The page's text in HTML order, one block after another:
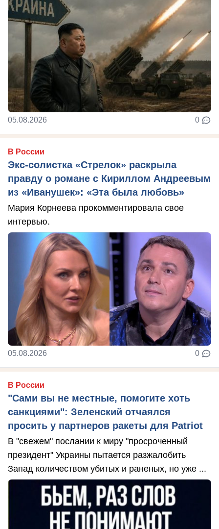
05.08.2026 0
В России
Экс-солистка «Стрелок» раскрыла
правду о романе с Кириллом Андреевым
из «Иванушек»: «Эта была любовь»
Мария Корнеева прокомментировала свое
интервью.
05.08.2026 0
В России
"Сами вы не местные, помогите хоть
санкциями": Зеленский отчаялся
просить у партнеров ракеты для Patriot
В "свежем" послании к миру "просроченный
президент" Украины пытается разжалобить
Запад количеством убитых и раненых, но уже ...